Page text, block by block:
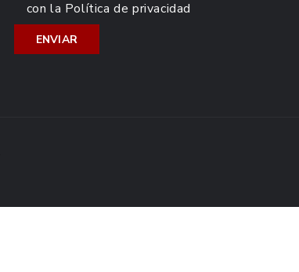
con la Política de privacidad